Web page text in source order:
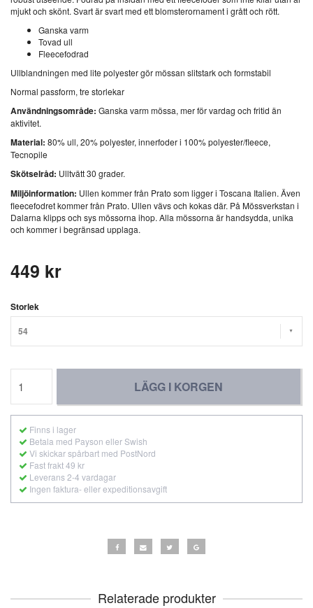
mjukt och skönt. Svart är svart med ett blomsterornament i grått och rött.
Ganska varm
Tovad ull
Fleecefodrad
Ullblandningen med lite polyester gör mössan slitstark och formstabil
Normal passform, tre storlekar
Användningsområde: Ganska varm mössa, mer för vardag och fritid än
aktivitet.
Material: 80% ull, 20% polyester, innerfoder i 100% polyester/fleece,
Tecnopile
Skötselråd: Ulltvätt 30 grader.
Miljöinformation: Ullen kommer från Prato som ligger i Toscana Italien. Även
fleecefodret kommer från Prato. Ullen vävs och kokas där. På Mössverkstan i
Dalarna klipps och sys mössorna ihop. Alla mössorna är handsydda, unika
och kommer i begränsad upplaga.
449 kr
Storlek
54
LÄGG I KORGEN
Finns i lager
Betala med Payson eller Swish
Vi skickar spårbart med PostNord
Fast frakt 49 kr
Leverans 2-4 vardagar
Ingen faktura- eller expeditionsavgift
Relaterade produkter